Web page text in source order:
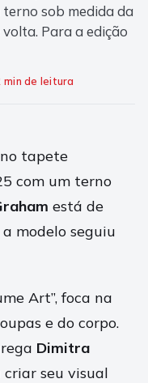
sob medida da
Para a edição
min de leitura
tapete
com um terno
está de
a modelo seguiu
Art”, foca na
e do corpo.
Dimitra
criar seu visual